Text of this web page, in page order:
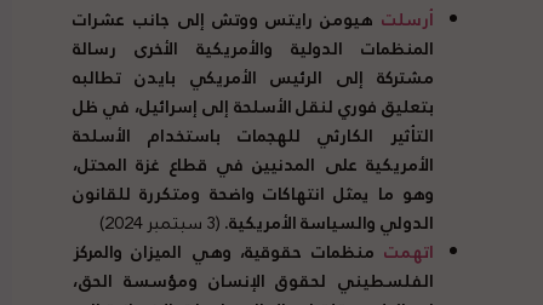
أرسلت هيومن رايتس ووتش إلى جانب عشرات
المنظمات الدولية والأمريكية الأخرى رسالة
مشتركة إلى الرئيس الأمريكي بايدن تطالبه
بتعليق فوري لنقل الأسلحة إلى إسرائيل، في ظل
التأثير الكارثي للهجمات باستخدام الأسلحة
الأمريكية على المدنيين في قطاع غزة المحتل،
وهو ما يمثل انتهاكات واضحة ومتكررة للقانون
الدولي والسياسة الأمريكية.(3 سبتمبر 2024)
اتهمت منظمات حقوقية، وهي الميزان والمركز
الفلسطيني لحقوق الإنسان ومؤسسة الحق،